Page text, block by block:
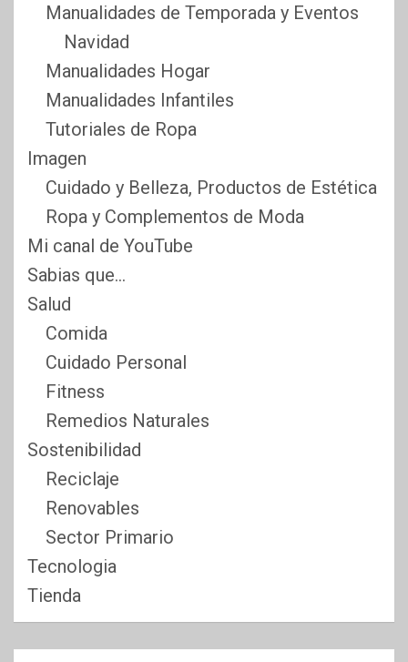
Manualidades de Temporada y Eventos
Navidad
Manualidades Hogar
Manualidades Infantiles
Tutoriales de Ropa
Imagen
Cuidado y Belleza, Productos de Estética
Ropa y Complementos de Moda
Mi canal de YouTube
Sabias que…
Salud
Comida
Cuidado Personal
Fitness
Remedios Naturales
Sostenibilidad
Reciclaje
Renovables
Sector Primario
Tecnologia
Tienda